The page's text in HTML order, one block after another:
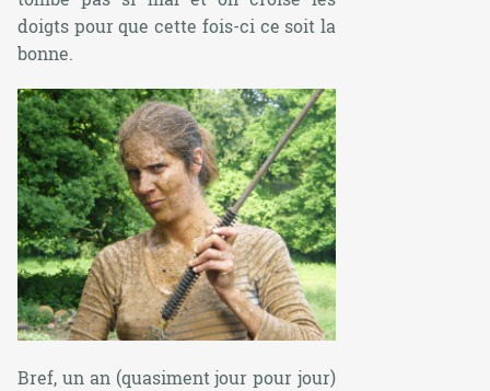
doigts pour que cette fois-ci ce soit la
bonne.
Bref, un an (quasiment jour pour jour)